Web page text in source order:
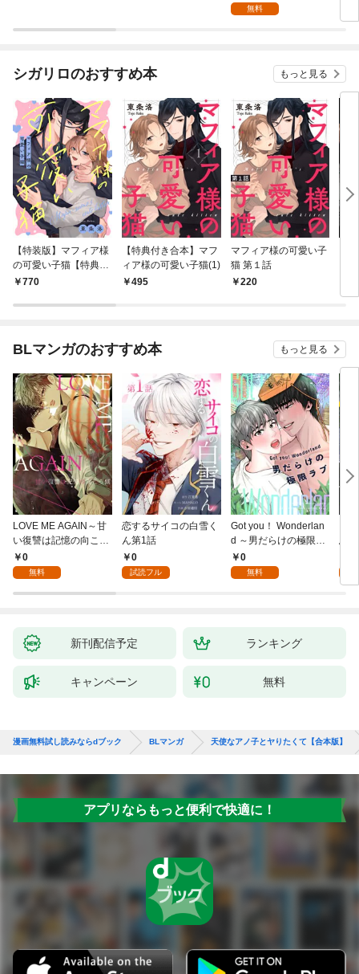
無料
シガリロのおすすめ本 もっと見る
【特装版】マフィア様
の可愛い子猫【特典付
き】770
【特典付き合本】マフ
ィア様の可愛い子猫(1)
495
マフィア様の可愛い子
猫 第１話
220
BLマンガのおすすめ本 もっと見る
LOVE ME AGAIN～甘
い復讐は記憶の向こう
側～(1)
0
無料
恋するサイコの白雪く
ん第1話
0
試読フル
Got you！ Wonderlan
d ～男だらけの極限ラ
ブ～(1)
0
無料
新刊配信予定 ランキング
キャンペーン 無料
漫画無料試し読みならdブック BLマンガ 天使なアノ子とヤりたくて【合本版】
アプリならもっと便利で快適に！